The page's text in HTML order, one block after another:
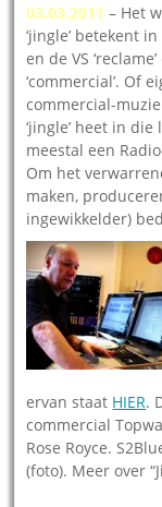
03.03.2011– Het
‘jingle’ betekent
en de VS
‘commercial’. Of
commercial-
‘jingle’ heet in die
meestal een
Om het
maken,
ingewikkelder)
ervan staat HIER.
commercial
Rose Royce.
(foto). Meer over